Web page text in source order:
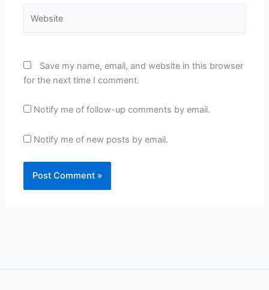
Save my name, email, and website in this browser
for the next time I comment.
Notify me of follow-up comments by email.
Notify me of new posts by email.